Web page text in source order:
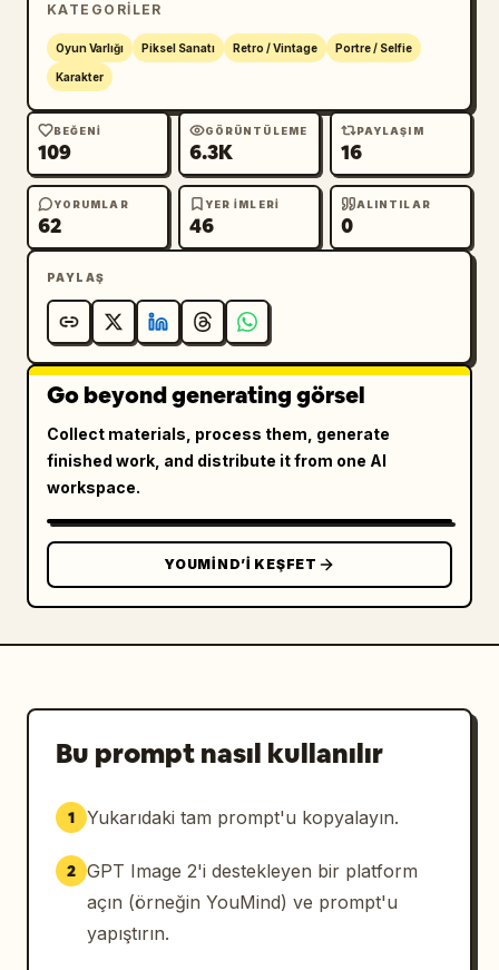
çözünürlüklü piksel ızgarası kullanın.
İşlemeden önce görseli büyük görünür
Çalışma boyunca tutarlı piksel boyutunu
koruyun.
Temiz ve piksel mükemmeliyetinde geometri
Keskin ve sert kenarlar kullanın.
Yarı gerçekçi render işlemlerinden kaçının.
Sınırlı bir retro oyun renk paleti kullanın.
Şekiller arasında güçlü kontrast sağlayın.
Net renk ayrımı yapın.
Aşırı renk çeşitliliğinden kaçının.
GÖLGELENDİRME
Basitleştirilmiş retro oyun gölgelendirmesi
Düz renk bölgeleri oluşturun.
KATEGORILER
Oyun Varlığı Piksel Sanatı Retro / Vintage Portre / Selfie
Karakter
BEĞENI
109
GÖRÜNTÜLEME
6.3K
PAYLAŞIM
16
YORUMLAR
62
YER IMLERI
46
ALINTILAR
0
PAYLAŞ
Go beyond generating görsel
Collect materials, process them, generate
finished work, and distribute it from one AI
workspace.
YOUMIND’I KEŞFET
Bu prompt nasıl kullanılır
1 Yukarıdaki tam prompt'u kopyalayın.
2 GPT Image 2'i destekleyen bir platform
açın (örneğin YouMind) ve prompt'u
yapıştırın.